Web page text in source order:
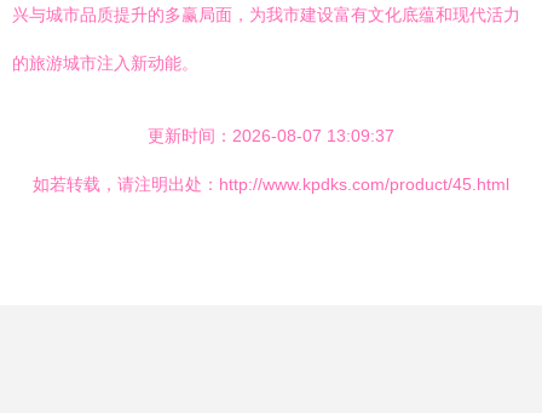
兴与城市品质提升的多赢局面，为我市建设富有文化底蕴和现代活力
的旅游城市注入新动能。
更新时间：2026-08-07 13:09:37
如若转载，请注明出处：http://www.kpdks.com/product/45.html